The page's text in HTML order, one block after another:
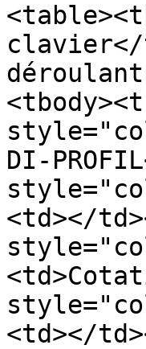
clavier</
DI-
<td></
<td></